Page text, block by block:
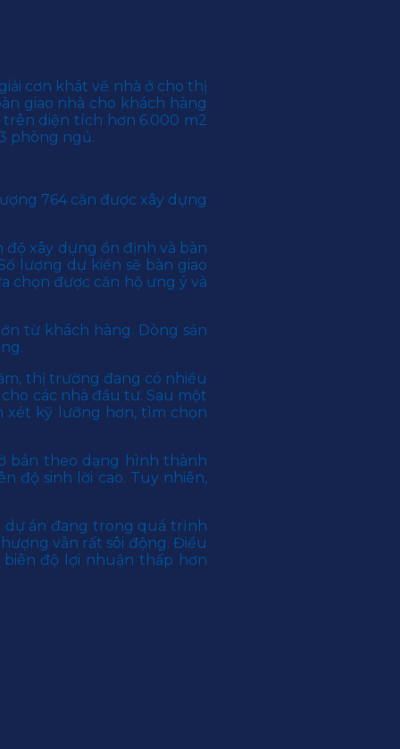
cơn khát về nhà ở cho thị
giao nhà cho khách hàng
diện tích hơn 6.000 m2
phòng ngủ.
764 căn được xây dựng
xây dựng ổn định và bàn
lượng dự kiến sẽ bàn giao
chọn được căn hộ ưng ý và
từ khách hàng. Dòng sản
thị trường đang có nhiều
các nhà đầu tư. Sau một
xét kỹ lưỡng hơn, tìm chọn
bán theo dạng hình thành
độ sinh lời cao. Tuy nhiên,
dự án đang trong quá trình
vẫn rất sôi động. Điều
độ lợi nhuận thấp hơn